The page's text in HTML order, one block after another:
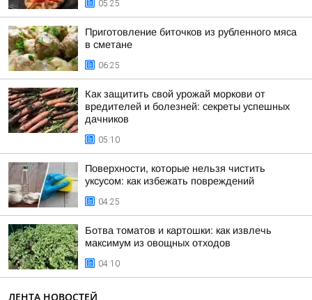
05:25
Приготовление биточков из рубленного мяса
в сметане
06:25
Как защитить свой урожай моркови от
вредителей и болезней: секреты успешных
дачников
05:10
Поверхности, которые нельзя чистить
уксусом: как избежать повреждений
04:25
Ботва томатов и картошки: как извлечь
максимум из овощных отходов
04:10
ЛЕНТА НОВОСТЕЙ